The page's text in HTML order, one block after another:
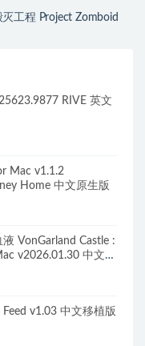
工程 Project Zomboid
RIVE 英文
Mac v1.1.2
Home 中文原生版
VonGarland Castle :
v2026.01.30 中文原
v1.03 中文移植版